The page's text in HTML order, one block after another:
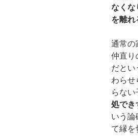
なくな
を離れ
通常の
仲直り
だとい
わらせ
らな
処でき
いう論
て縁を